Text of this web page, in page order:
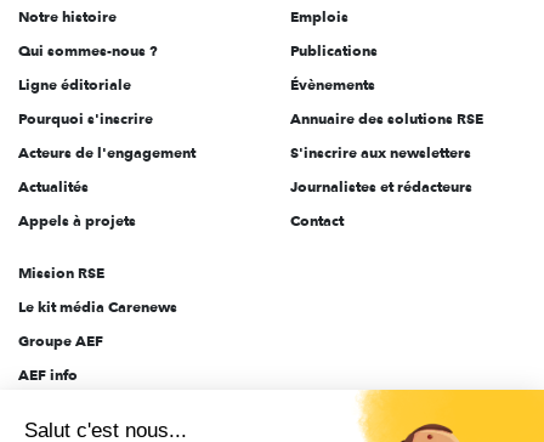
l'engagement
Notre histoire
Qui sommes-nous ?
Ligne éditoriale
Pourquoi s'inscrire
Acteurs de l'engagement
Actualités
Appels à projets
Emplois
Publications
Évènements
Annuaire des solutions RSE
S'inscrire aux newsletters
Journalistes et rédacteurs
Contact
Mission RSE
Le kit média Carenews
Groupe AEF
AEF info
Salut c'est nous...